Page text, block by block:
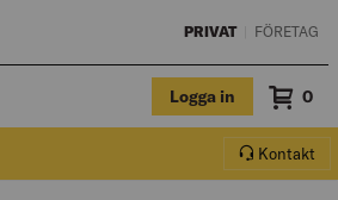
PRIVAT FÖRETAG
Logga in 0
Kontakt